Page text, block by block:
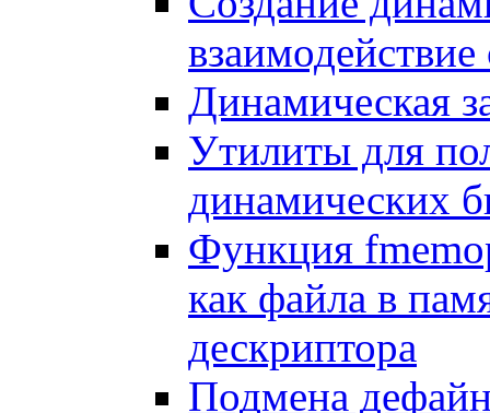
Динамическая
Утилиты для
динамических
Функция
как файла в
дескриптора
Подмена